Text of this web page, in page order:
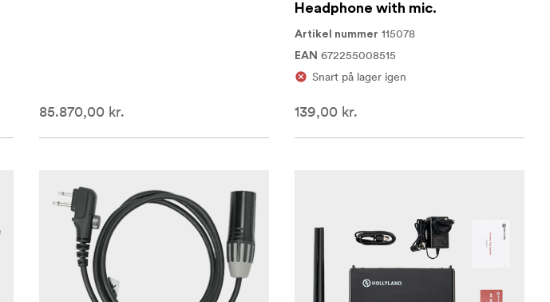
85.870,00 kr.
Headphone with mic.
Artikel nummer 115078
EAN 672255008515
Snart på lager igen
139,00 kr.